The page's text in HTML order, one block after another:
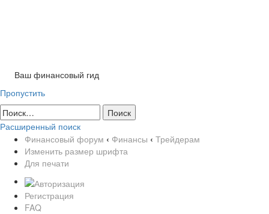
Ваш финансовый гид
Пропустить
Расширенный поиск
Финансовый форум ‹ Финансы ‹ Трейдерам
Изменить размер шрифта
Для печати
Регистрация
FAQ